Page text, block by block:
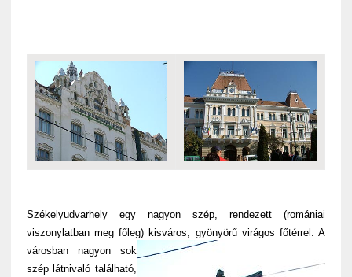
Székelyudvarhely egy nagyon szép, rendezett (romániai
viszonylatban meg főleg) kisváros, gyönyörű virágos főtérre l. A
városban nagyon sok
szép látnivaló található,